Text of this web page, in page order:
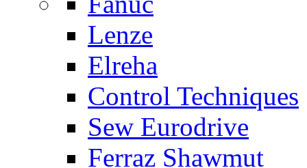
Lenze
Elreha
Control Techniques
Sew Eurodrive
Ferraz Shawmut